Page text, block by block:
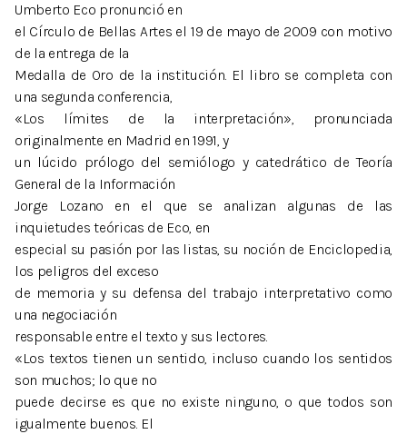
Umberto Eco pronunció en
el Círculo de Bellas Artes el 19 de mayo de 2009 con motivo
de la entrega de la
Medalla de Oro de la institución. El libro se completa con
una segunda conferencia,
«Los límites de la interpretación», pronunciada
originalmente en Madrid en 1991, y
un lúcido prólogo del semiólogo y catedrático de Teoría
General de la Información
Jorge Lozano en el que se analizan algunas de las
inquietudes teóricas de Eco, en
especial su pasión por las listas, su noción de Enciclopedia,
los peligros del exceso
de memoria y su defensa del trabajo interpretativo como
una negociación
responsable entre el texto y sus lectores.
«Los textos tienen un sentido, incluso cuando los sentidos
son muchos; lo que no
puede decirse es que no existe ninguno, o que todos son
igualmente buenos. El